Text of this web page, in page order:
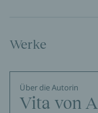
Werke
Über die Autorin
Vita von